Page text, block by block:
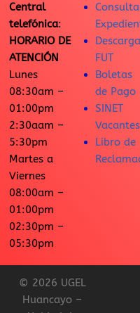
Central
telefónica:
HORARIO DE
ATENCIÓN
Lunes
08:30am –
01:00pm
2:30aam –
5:30pm
Martes a
Viernes
08:00am –
01:00pm
02:30pm –
05:30pm
FUT
Boletas
de Pago
SINET
Vacantes
Libro de
© 2026 UGEL
Huancayo –